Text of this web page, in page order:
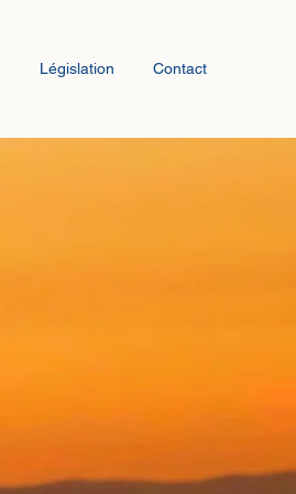
Législation Contact